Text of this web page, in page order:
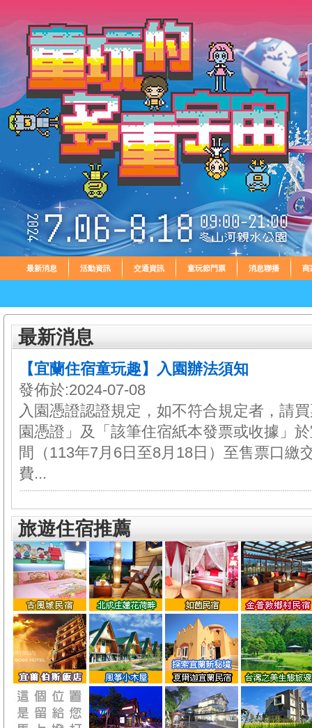
最新消息 活動資訊 交通資訊 童玩節門票 消息聯播 商
最新消息
【宜蘭住宿童玩趣】入園辦法須知
發佈於:2024-07-08
入園憑證認證規定，如不符合規定者，請
園憑證」及「該筆住宿紙本發票或收據」
間（113年7月6日至8月18日）至售票口繳
費...
旅遊住宿推薦